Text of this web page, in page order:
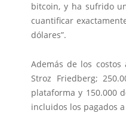
bitcoin, y ha sufrido
cuantificar
dólares”.
Además de los
Stroz Friedberg;
plataforma y 150.000
incluidos los pagados